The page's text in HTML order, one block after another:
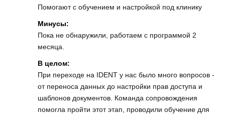
Помогают с обучением и настройкой под клинику
Минусы:
Пока не обнаружили, работаем с программой 2
месяца.
В целом:
При переходе на IDENT у нас было много вопросов -
от переноса данных до настройки прав доступа и
шаблонов документов. Команда сопровождения
помогла пройти этот этап, проводили обучение для